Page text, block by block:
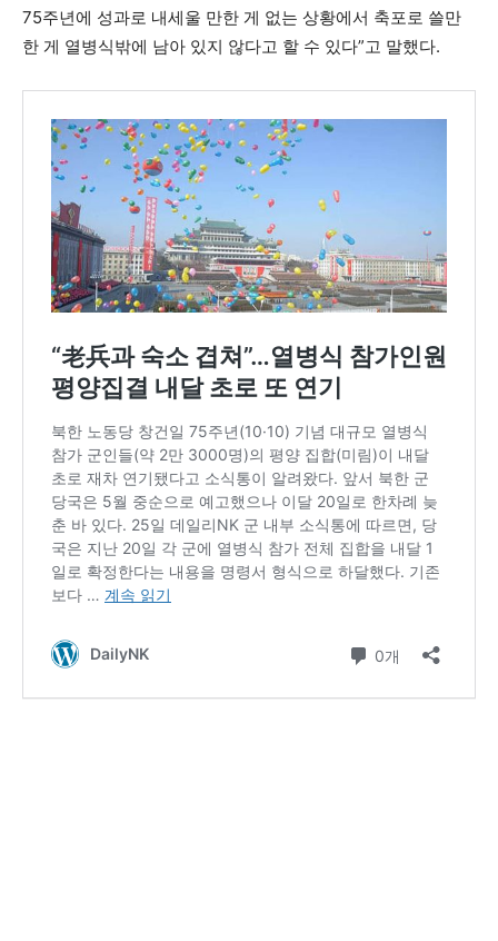
75주년에 성과로 내세울 만한 게 없는 상황에서 축포로 쓸만
한 게 열병식밖에 남아 있지 않다고 할 수 있다”고 말했다.